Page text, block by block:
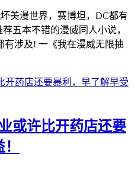
美漫世界，赛博坦，DC都有
五本不错的漫威同人小说，
有涉及! 一《我在漫威无限抽
或许比开药店还要